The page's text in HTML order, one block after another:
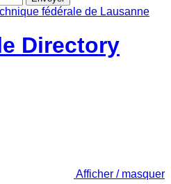
Directory
Afficher / masquer